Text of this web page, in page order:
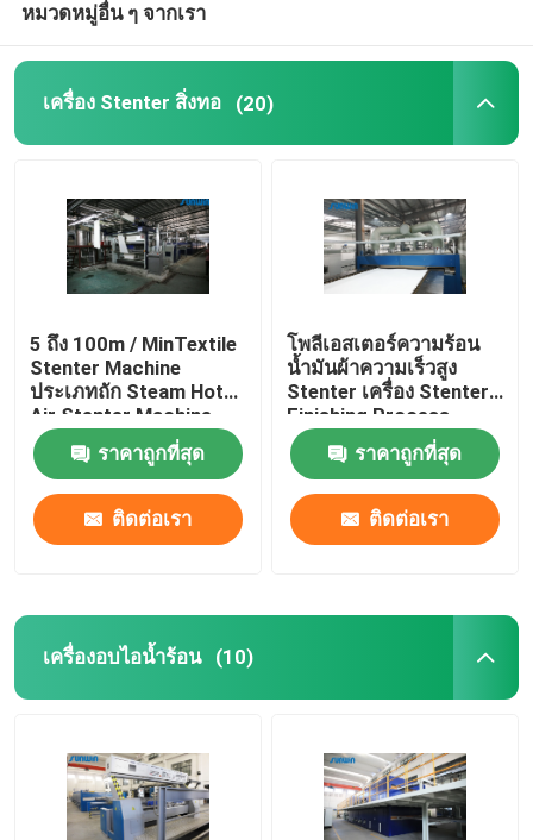
หมวดหมู่อื่น ๆ จากเรา
เครื่อง Stenter สิ่งทอ (20)
5 ถึง 100m / MinTextile
Stenter Machine
ประเภทถัก Steam Hot
Air Stenter Machine
ราคาถูกที่สุด
ติดต่อเรา
โพลีเอสเตอร์ความร้อน
น้ำมันผ้าความเร็วสูง
Stenter เครื่อง Stenter
Finishing Process
ราคาถูกที่สุด
ติดต่อเรา
เครื่องอบไอน้ำร้อน (10)